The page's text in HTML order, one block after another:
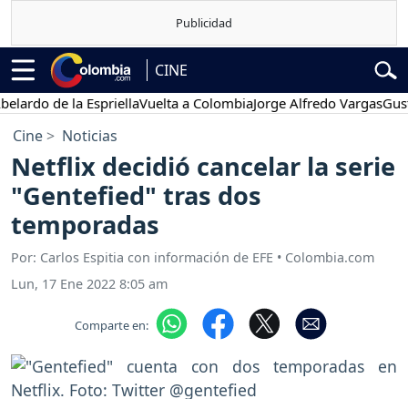
CINE
de la EspriellaVuelta a ColombiaJorge Alfredo VargasGustavo
Cine Noticias
Netflix decidió cancelar la serie
"Gentefied" tras dos
temporadas
Por: Carlos Espitia con información de EFE • Colombia.com
Lun, 17 Ene 2022 8:05 am
Comparte en: